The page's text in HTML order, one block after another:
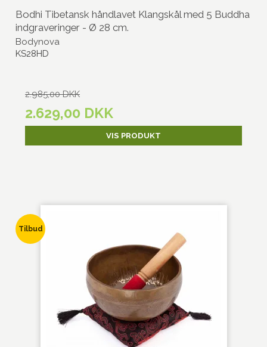
Bodhi Tibetansk håndlavet Klangskål med 5 Buddha
indgraveringer - Ø 28 cm.
Bodynova
KS28HD
2.985,00 DKK
2.629,00 DKK
VIS PRODUKT
Tilbud